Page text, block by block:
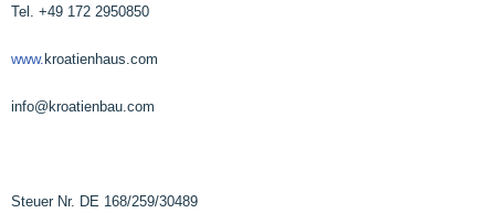
Tel. +49 172 2950850
www.kroatienhaus.com
info@kroatienbau.com
Steuer Nr. DE 168/259/30489